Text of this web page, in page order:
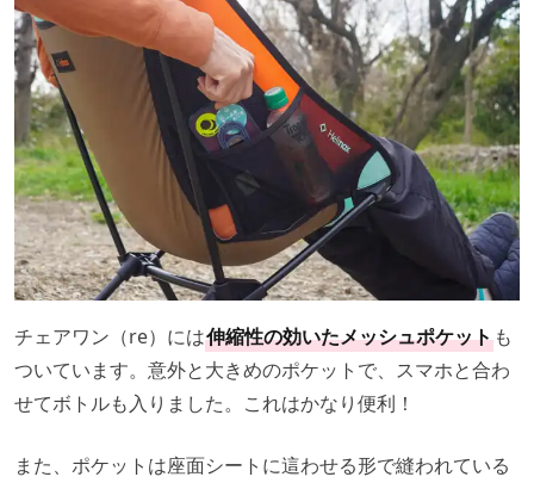
チェアワン（re）には伸縮性の効いたメッシュポケットも
ついています。意外と大きめのポケットで、スマホと合わ
せてボトルも入りました。これはかなり便利！
また、ポケットは座面シートに這わせる形で縫われている